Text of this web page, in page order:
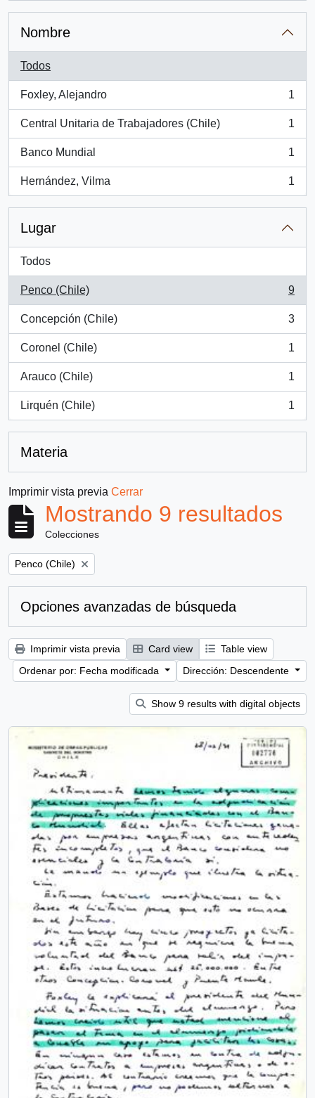
Nombre
Todos
Foxley, Alejandro
, 1 resultados
1
Central Unitaria de Trabajadores (Chile)
, 1 resultados
1
Banco Mundial
, 1 resultados
1
Hernández, Vilma
, 1 resultados
1
Lugar
Todos
Penco (Chile)
, 9 resultados
9
Concepción (Chile)
, 3 resultados
3
Coronel (Chile)
, 1 resultados
1
Arauco (Chile)
, 1 resultados
1
Lirquén (Chile)
, 1 resultados
1
Materia
Imprimir vista previa Cerrar
Mostrando 9 resultados
Colecciones
Remove filter:
Penco (Chile)
Opciones avanzadas de búsqueda
Imprimir vista previa Card view
Table view
Ordenar por: Fecha modificada
Dirección: Descendente
Show 9 results with digital objects